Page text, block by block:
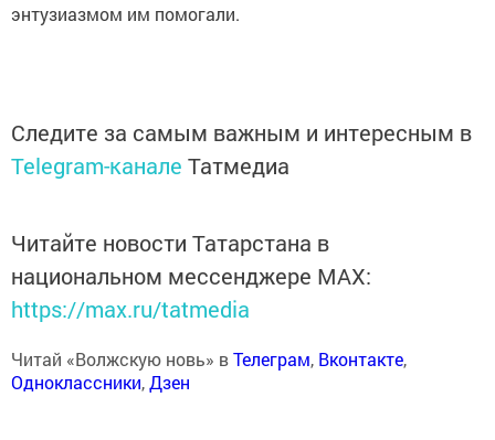
энтузиазмом им помогали.
Следите за самым важным и интересным в
Telegram-канале Татмедиа
Читайте новости Татарстана в
национальном мессенджере MАХ:
https://max.ru/tatmedia
Читай «Волжскую новь» вТелеграм, Вконтакте,
Одноклассники,Дзен